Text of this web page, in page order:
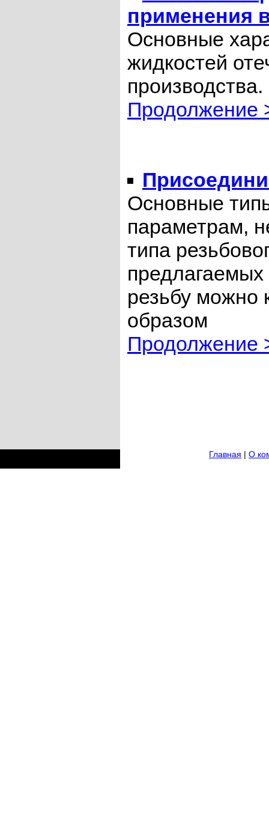
применения
Основные
жидкостей
Продолжение
Основные
параметрам,
типа
резьбу можно
образом
Продолжение
Главная | О